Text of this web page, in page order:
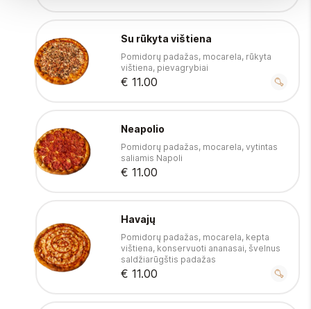
Su rūkyta vištiena
Pomidorų padažas, mocarela, rūkyta
vištiena, pievagrybiai
€ 11.00
Neapolio
Pomidorų padažas, mocarela, vytintas
saliamis Napoli
€ 11.00
Havajų
Pomidorų padažas, mocarela, kepta
vištiena, konservuoti ananasai, švelnus
saldžiarūgštis padažas
€ 11.00